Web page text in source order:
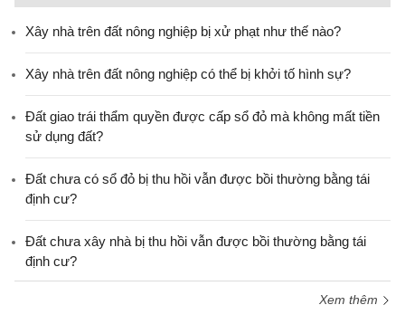
Xây nhà trên đất nông nghiệp bị xử phạt như thế nào?
Xây nhà trên đất nông nghiệp có thể bị khởi tố hình sự?
Đất giao trái thẩm quyền được cấp sổ đỏ mà không mất tiền
sử dụng đất?
Đất chưa có sổ đỏ bị thu hồi vẫn được bồi thường bằng tái
định cư?
Đất chưa xây nhà bị thu hồi vẫn được bồi thường bằng tái
định cư?
Xem thêm